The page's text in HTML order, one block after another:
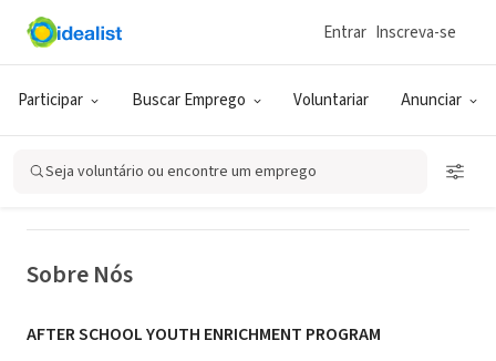
Participar Buscar Emprego Voluntariar Anunciar
Entrar Inscreva-se
Seja voluntário ou encontre um emprego
ONG (SETOR SOCIAL)
Ray of Hope
Sobre Nós
AFTER SCHOOL YOUTH ENRICHMENT PROGRAM